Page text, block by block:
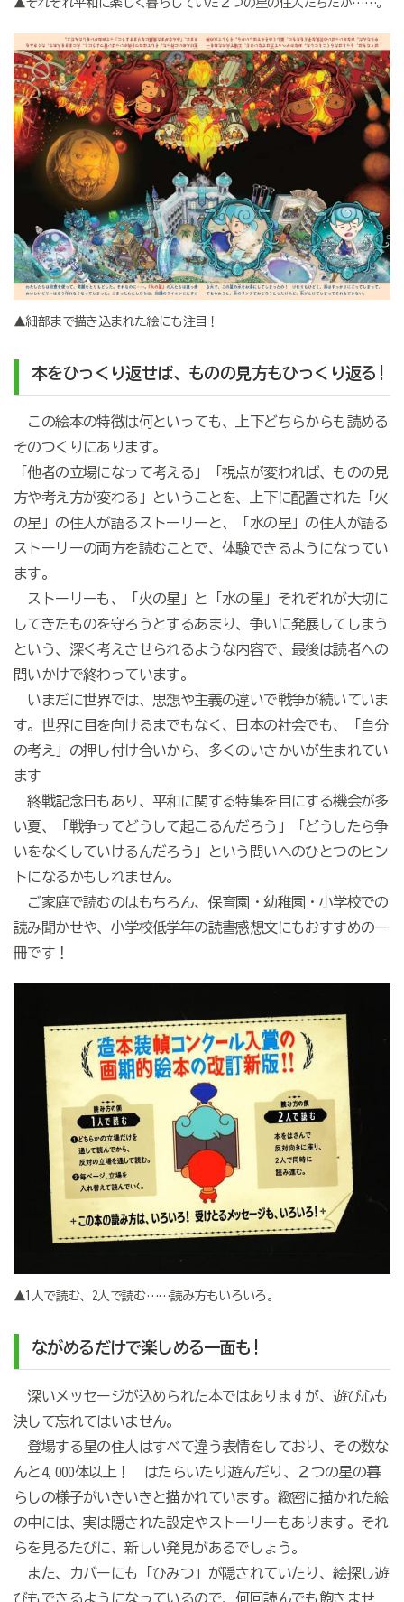
▲それぞれ平和に楽しく暮らしていた２つの星の住人たちだが……。
▲細部まで描き込まれた絵にも注目！
本をひっくり返せば、ものの見方もひっくり返る!
この絵本の特徴は何といっても、上下どちらからも読める
そのつくりにあります。
「他者の立場になって考える」「視点が変われば、ものの見
方や考え方が変わる」ということを、上下に配置された「火
の星」の住人が語るストーリーと、「水の星」の住人が語る
ストーリーの両方を読むことで、体験できるようになってい
ます。
ストーリーも、「火の星」と「水の星」それぞれが大切に
してきたものを守ろうとするあまり、争いに発展してしまう
という、深く考えさせられるような内容で、最後は読者への
問いかけで終わっています。
いまだに世界では、思想や主義の違いで戦争が続いていま
す。世界に目を向けるまでもなく、日本の社会でも、「自分
の考え」の押し付け合いから、多くのいさかいが生まれてい
ます
終戦記念日もあり、平和に関する特集を目にする機会が多
い夏、「戦争ってどうして起こるんだろう」「どうしたら争
いをなくしていけるんだろう」という問いへのひとつのヒン
トになるかもしれません。
ご家庭で読むのはもちろん、保育園・幼稚園・小学校での
読み聞かせや、小学校低学年の読書感想文にもおすすめの一
冊です！
▲1人で読む、2人で読む……読み方もいろいろ。
ながめるだけで楽しめる一面も!
深いメッセージが込められた本ではありますが、遊び心も
決して忘れてはいません。
登場する星の住人はすべて違う表情をしており、その数な
んと4,000体以上！ はたらいたり遊んだり、２つの星の暮
らしの様子がいきいきと描かれています。緻密に描かれた絵
の中には、実は隠された設定やストーリーもあります。それ
らを見るたびに、新しい発見があるでしょう。
また、カバーにも「ひみつ」が隠されていたり、絵探し遊
びもできるようになっているので、何回読んでも飽きませ